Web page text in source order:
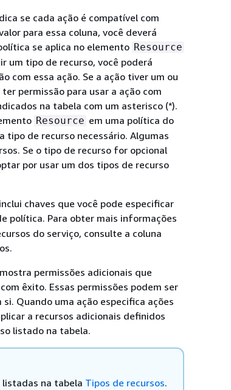
se cada ação é compatível com
para essa coluna, você deverá
se aplica no elemento Resource
um tipo de recurso, você poderá
com essa ação. Se a ação tiver um ou
permissão para usar a ação com
na tabela com um asterisco (*).
Resource em uma política do
tipo de recurso necessário. Algumas
Se o tipo de recurso for opcional
por usar um dos tipos de recurso
chaves que você pode especificar
política. Para obter mais informações
do serviço, consulte a coluna
permissões adicionais que
êxito. Essas permissões podem ser
Quando uma ação especifica ações
a recursos adicionais definidos
listado na tabela.
listadas na tabela Tipos de recursos.